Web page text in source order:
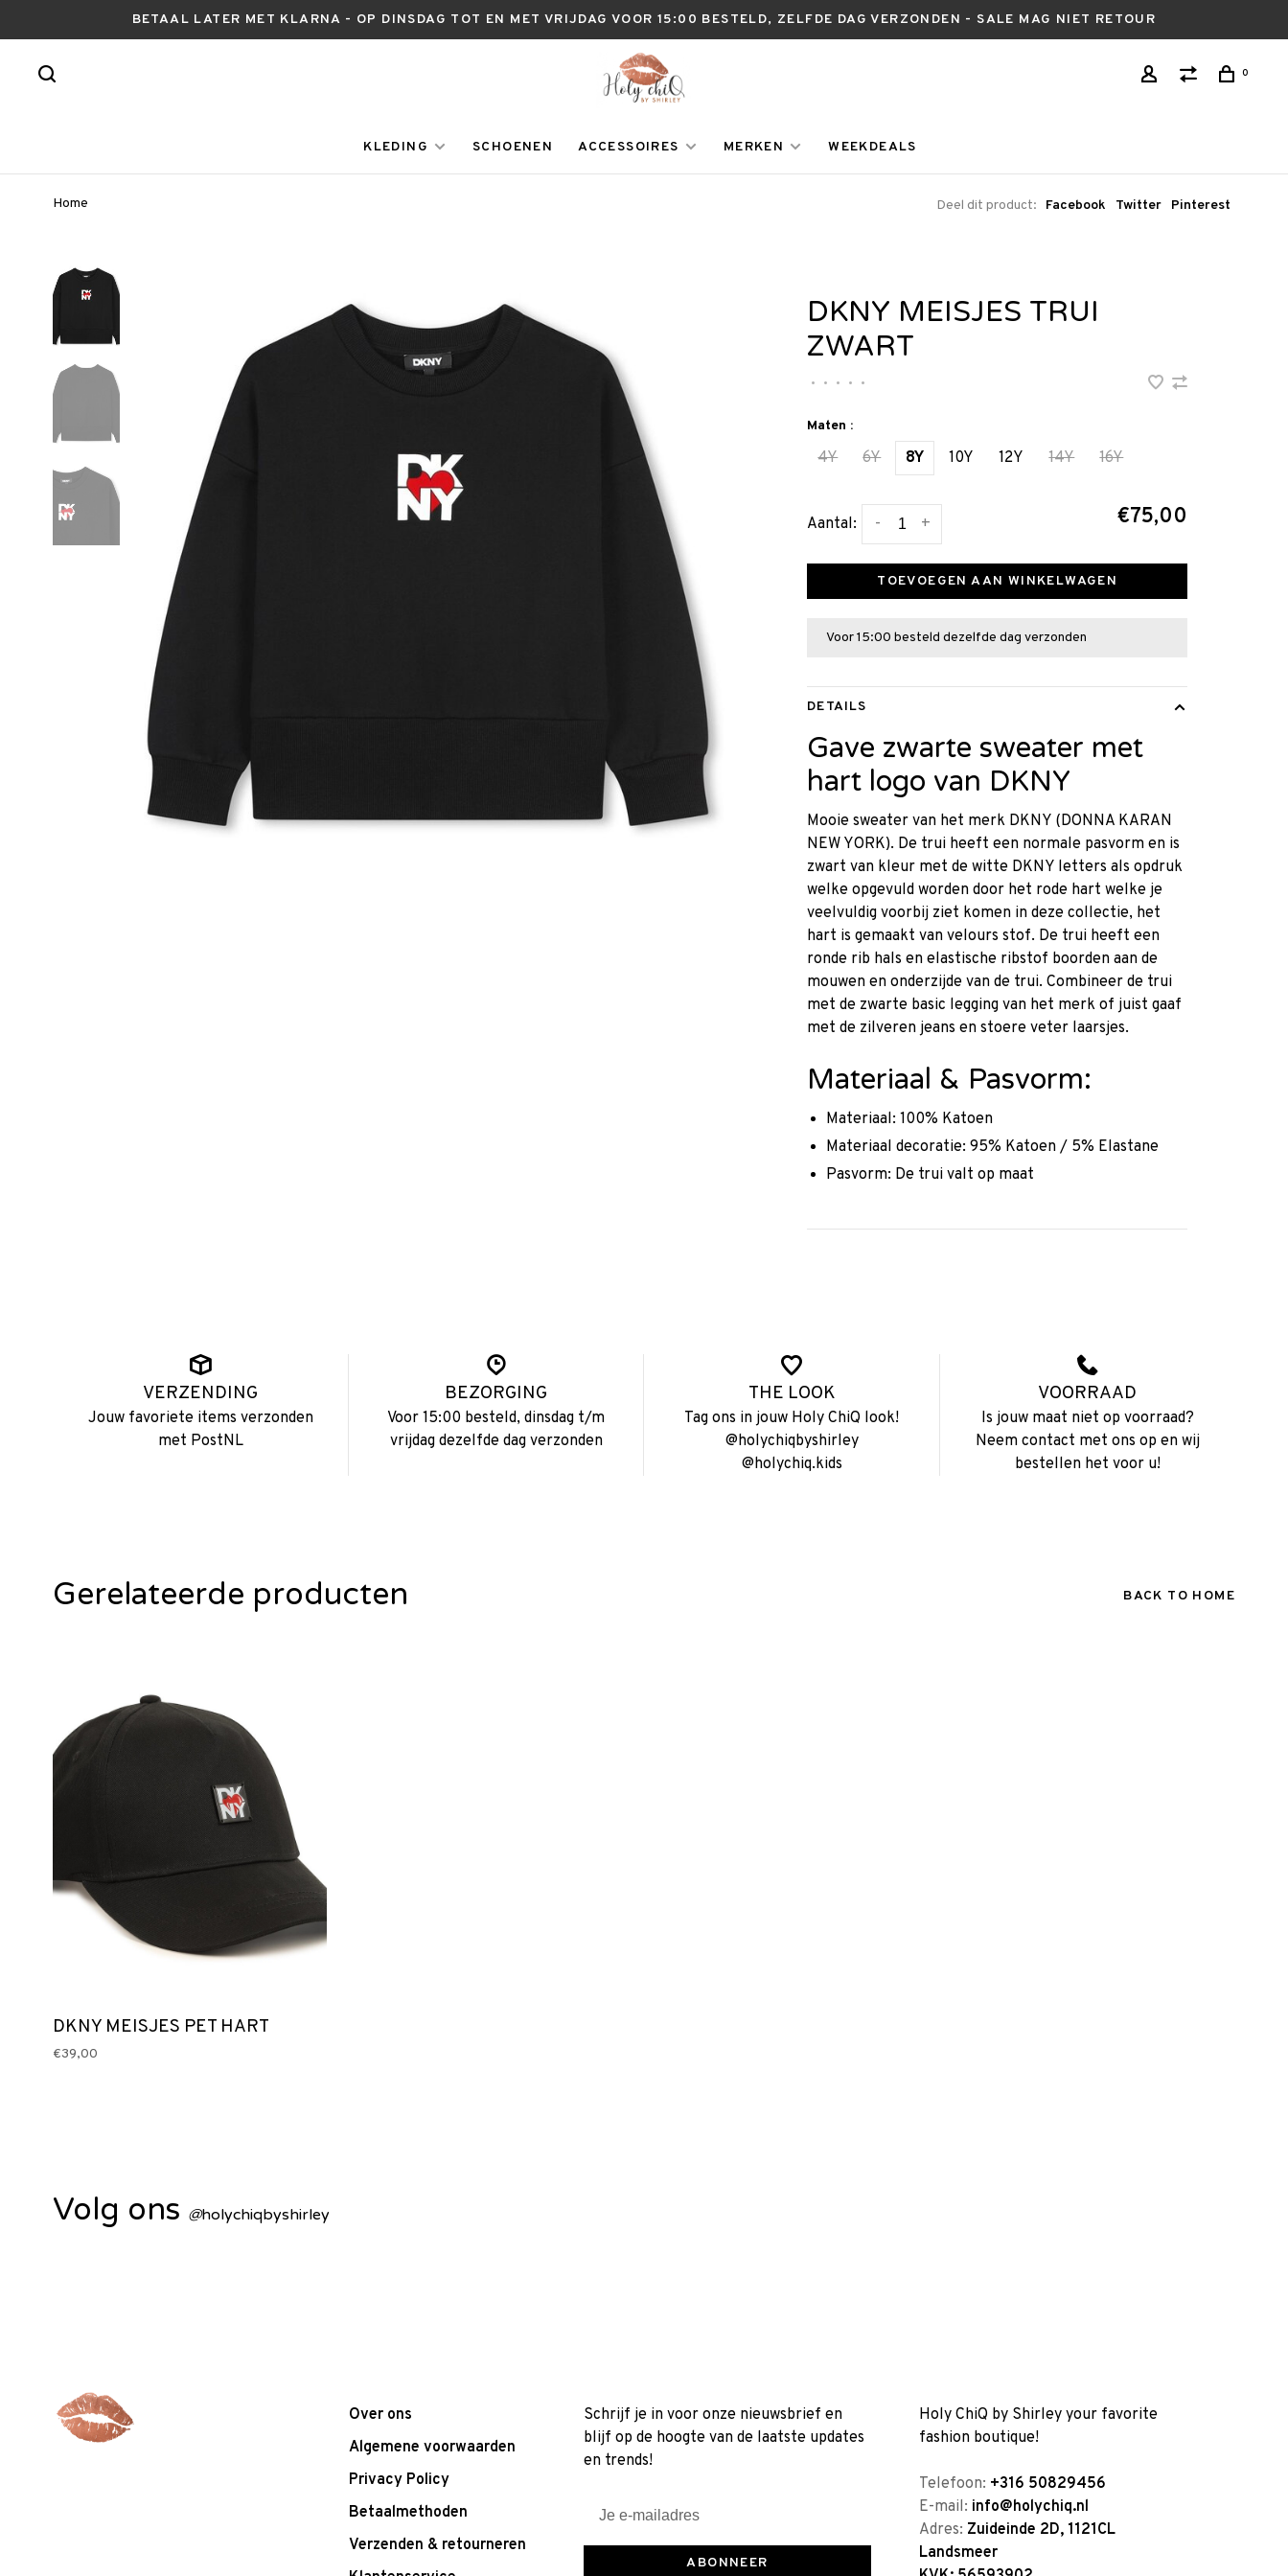
BETAAL LATER MET KLARNA - OP DINSDAG TOT EN MET VRIJDAG VOOR 15:00 BESTELD, ZELFDE DAG VERZONDEN - SALE MAG NIET RETOUR
0
KLEDING SCHOENEN ACCESSOIRES MERKEN WEEKDEALS
Home Deel dit product: Facebook Twitter Pinterest
DKNY MEISJES TRUI
ZWART
• • • • •
Maten :
4Y 6Y 8Y 10Y 12Y 14Y 16Y
Aantal: +
- €75,00
TOEVOEGEN AAN WINKELWAGEN
Voor 15:00 besteld dezelfde dag verzonden
DETAILS
Gave zwarte sweater met
hart logo van DKNY
Mooie sweater van het merk DKNY (DONNA KARAN
NEW YORK). De trui heeft een normale pasvorm en is
zwart van kleur met de witte DKNY letters als opdruk
welke opgevuld worden door het rode hart welke je
veelvuldig voorbij ziet komen in deze collectie, het
hart is gemaakt van velours stof. De trui heeft een
ronde rib hals en elastische ribstof boorden aan de
mouwen en onderzijde van de trui. Combineer de trui
met de zwarte basic legging van het merk of juist gaaf
met de zilveren jeans en stoere veter laarsjes.
Materiaal & Pasvorm:
Materiaal: 100% Katoen
Materiaal decoratie: 95% Katoen / 5% Elastane
Pasvorm: De trui valt op maat
VERZENDING
Jouw favoriete items verzonden
met PostNL
BEZORGING
Voor 15:00 besteld, dinsdag t/m
vrijdag dezelfde dag verzonden
THE LOOK
Tag ons in jouw Holy ChiQ look!
@holychiqbyshirley
@holychiq.kids
VOORRAAD
Is jouw maat niet op voorraad?
Neem contact met ons op en wij
bestellen het voor u!
Gerelateerde producten BACK TO HOME
DKNY MEISJES PET HART
€39,00
Volg ons @holychiqbyshirley
Over ons
Algemene voorwaarden
Privacy Policy
Betaalmethoden
Verzenden & retourneren
Schrijf je in voor onze nieuwsbrief en
blijf op de hoogte van de laatste updates
en trends!
ABONNEER
Holy ChiQ by Shirley your favorite
fashion boutique!
Telefoon: +316 50829456
E-mail: info@holychiq.nl
Adres: Zuideinde 2D, 1121CL
Landsmeer